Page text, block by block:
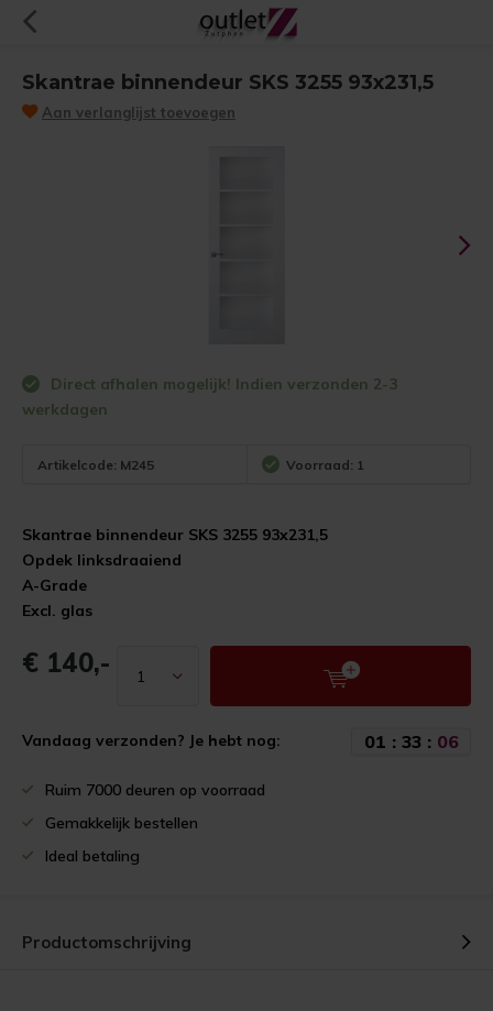
Skantrae binnendeur SKS 3255 93x231,5
Aan verlanglijst toevoegen
Direct afhalen mogelijk! Indien verzonden 2-3
werkdagen
Artikelcode: M245 Voorraad: 1
Skantrae binnendeur SKS 3255 93x231,5
Opdek linksdraaiend
A-Grade
Excl. glas
€ 140,-
Vandaag verzonden? Je hebt nog: 01 : 33 : 06
Ruim 7000 deuren op voorraad
Gemakkelijk bestellen
Ideal betaling
Productomschrijving